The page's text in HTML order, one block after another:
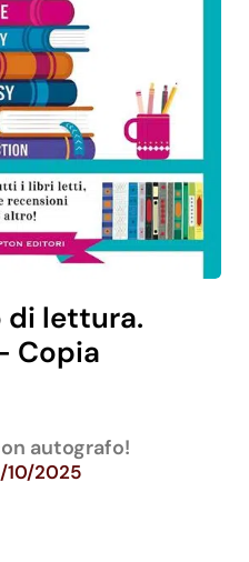
di lettura.
Copia
autografo!
10/2025